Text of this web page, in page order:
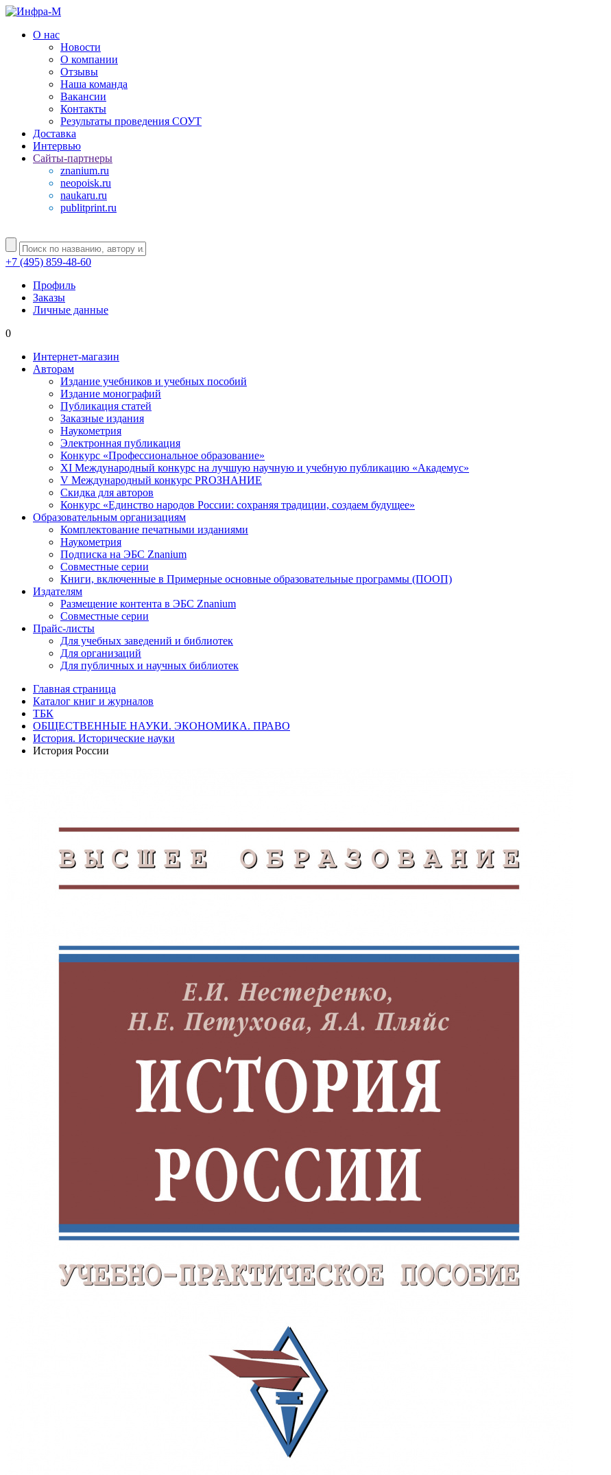
О нас
Новости
О компании
Отзывы
Наша команда
Вакансии
Контакты
Результаты проведения СОУТ
Доставка
Интервью
Сайты-партнеры
znanium.ru
neopoisk.ru
naukaru.ru
publitprint.ru
+7 (495) 859-48-60
Профиль
Заказы
Личные данные
0
Интернет-магазин
Авторам
Издание учебников и учебных пособий
Издание монографий
Публикация статей
Заказные издания
Наукометрия
Электронная публикация
Конкурс «Профессиональное образование»
XI Международный конкурс на лучшую научную и учебную публикацию «Академус»
V Международный конкурс PROЗНАНИЕ
Скидка для авторов
Конкурс «Единство народов России: сохраняя традиции, создаем будущее»
Образовательным организациям
Комплектование печатными изданиями
Наукометрия
Подписка на ЭБС Znanium
Совместные серии
Книги, включенные в Примерные основные образовательные программы (ПООП)
Издателям
Размещение контента в ЭБС Znanium
Совместные серии
Прайс-листы
Для учебных заведений и библиотек
Для организаций
Для публичных и научных библиотек
Главная страница
Каталог книг и журналов
ТБК
ОБЩЕСТВЕННЫЕ НАУКИ. ЭКОНОМИКА. ПРАВО
История. Исторические науки
История России